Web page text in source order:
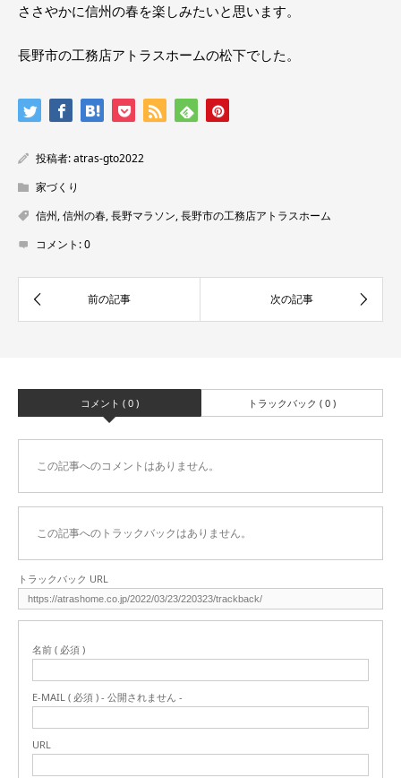
ささやかに信州の春を楽しみたいと思います。
長野市の工務店アトラスホームの松下でした。
投稿者:atras-gto2022
家づくり
信州,信州の春,長野マラソン,長野市の工務店アトラスホーム
コメント:0
コメント ( 0 ) トラックバック ( 0 )
この記事へのコメントはありません。
この記事へのトラックバックはありません。
トラックバック URL
名前 ( 必須 )
E-MAIL ( 必須 ) - 公開されません -
URL